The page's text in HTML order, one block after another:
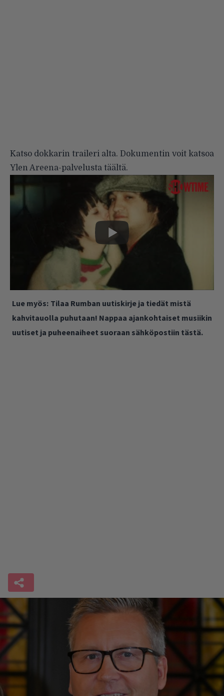
Katso dokkarin traileri alta. Dokumentin voit katsoa
Ylen Areena-palvelusta täältä.
Lue myös: Tilaa Rumban uutiskirje ja tiedät mistä
kahvitauolla puhutaan! Nappaa ajankohtaiset musiikin
uutiset ja puheenaiheet suoraan sähköpostiin tästä.